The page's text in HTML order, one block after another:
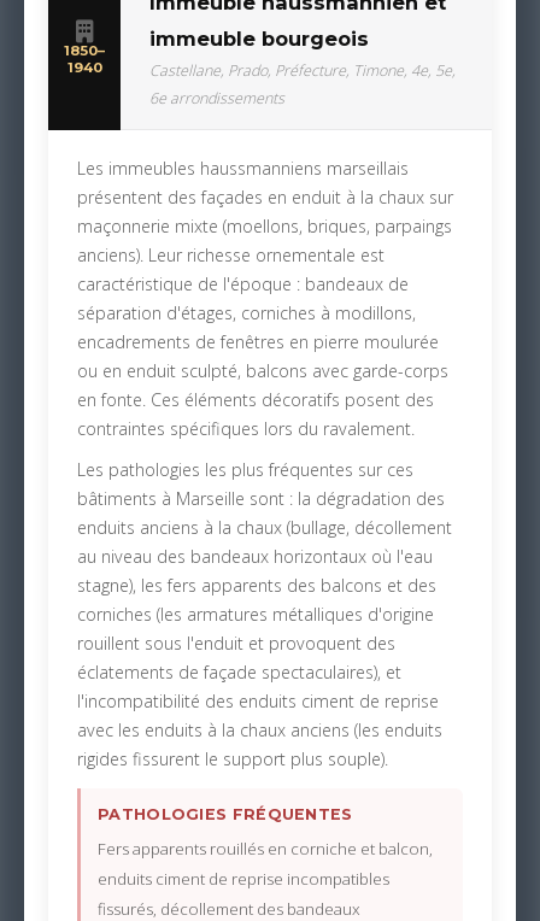
1850–
1940
immeuble bourgeois
Castellane, Prado, Préfecture, Timone, 4e, 5e,
6e arrondissements
Les immeubles haussmanniens marseillais
présentent des façades en enduit à la chaux sur
maçonnerie mixte (moellons, briques, parpaings
anciens). Leur richesse ornementale est
caractéristique de l'époque : bandeaux de
séparation d'étages, corniches à modillons,
encadrements de fenêtres en pierre moulurée
ou en enduit sculpté, balcons avec garde-corps
en fonte. Ces éléments décoratifs posent des
contraintes spécifiques lors du ravalement.
Les pathologies les plus fréquentes sur ces
bâtiments à Marseille sont : la dégradation des
enduits anciens à la chaux (bullage, décollement
au niveau des bandeaux horizontaux où l'eau
stagne), les fers apparents des balcons et des
corniches (les armatures métalliques d'origine
rouillent sous l'enduit et provoquent des
éclatements de façade spectaculaires), et
l'incompatibilité des enduits ciment de reprise
avec les enduits à la chaux anciens (les enduits
rigides fissurent le support plus souple).
PATHOLOGIES FRÉQUENTES
Fers apparents rouillés en corniche et balcon,
enduits ciment de reprise incompatibles
fissurés, décollement des bandeaux